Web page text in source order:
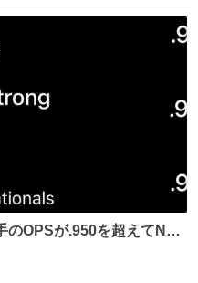
楽部新年号より）
のOPSが.950を超えてNL